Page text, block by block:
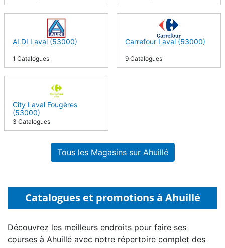
ALDI Laval (53000)
1 Catalogues
Carrefour Laval (53000)
9 Catalogues
City Laval Fougères
(53000)
3 Catalogues
Tous les Magasins sur Ahuillé
Catalogues et promotions à Ahuillé
Découvrez les meilleurs endroits pour faire ses
courses à Ahuillé avec notre répertoire complet des